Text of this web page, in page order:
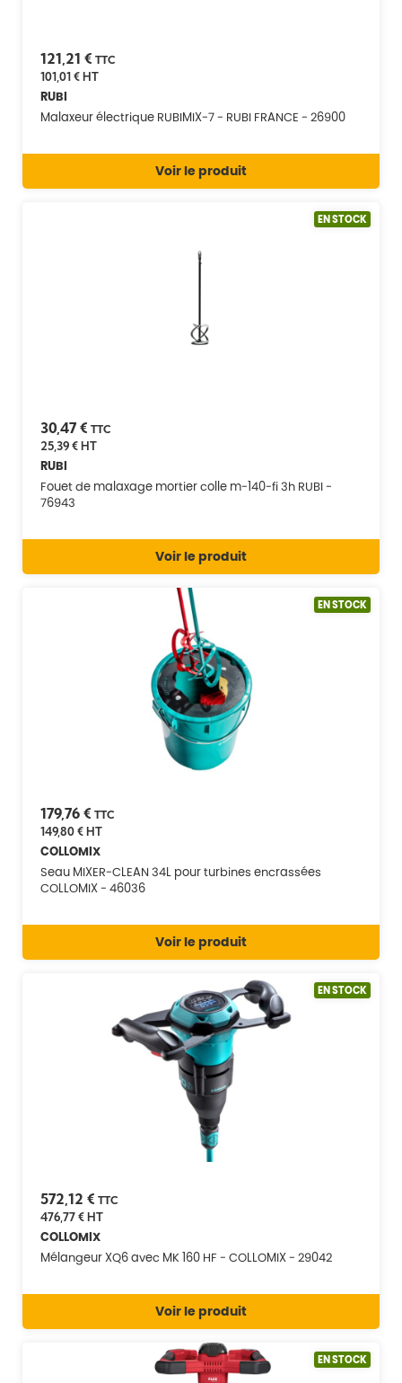
121,21 € TTC
101,01 €HT
RUBI
Malaxeur électrique RUBIMIX-7 - RUBI FRANCE - 26900
Voir le produit
EN STOCK
30,47 € TTC
25,39 €HT
RUBI
Fouet de malaxage mortier colle m-140-fi 3h RUBI -
76943
Voir le produit
EN STOCK
179,76 € TTC
149,80 €HT
COLLOMIX
Seau MIXER-CLEAN 34L pour turbines encrassées
COLLOMIX - 46036
Voir le produit
EN STOCK
572,12 € TTC
476,77 €HT
COLLOMIX
Mélangeur XQ6 avec MK 160 HF - COLLOMIX - 29042
Voir le produit
EN STOCK